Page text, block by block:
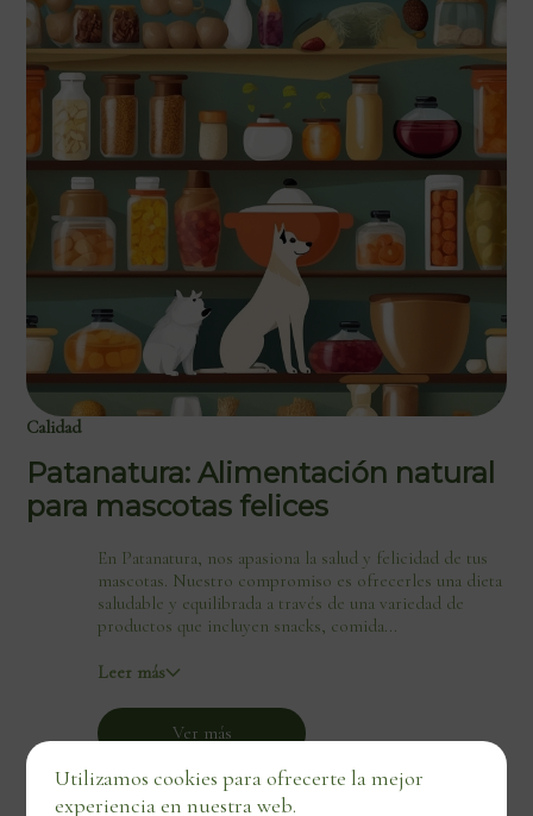
Calidad
Patanatura: Alimentación natural
para mascotas felices
En Patanatura, nos apasiona la salud y felicidad de tus
mascotas. Nuestro compromiso es ofrecerles una dieta
saludable y equilibrada a través de una variedad de
productos que incluyen snacks, comida...
Leer más
Ver más
Utilizamos cookies para ofrecerte la mejor
experiencia en nuestra web.